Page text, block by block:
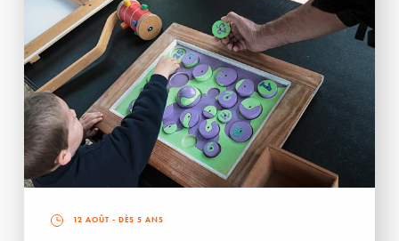
12 AOÛT - DÈS 5 ANS